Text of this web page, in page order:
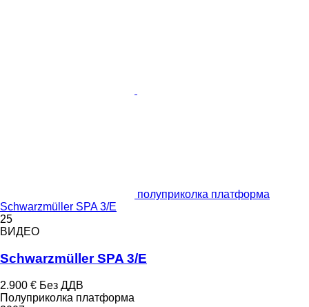
полуприколка платформа
Schwarzmüller SPA 3/E
25
ВИДЕО
Schwarzmüller SPA 3/E
2.900 € Без ДДВ
Полуприколка платформа